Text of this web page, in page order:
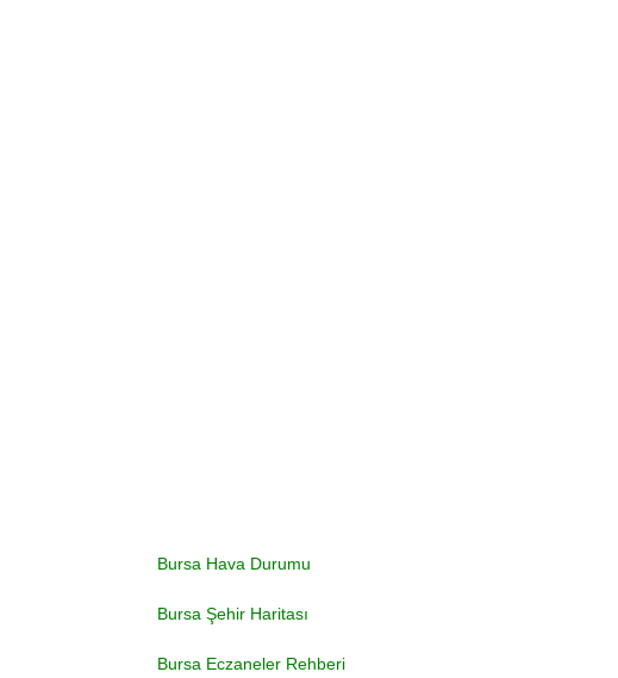
Bursa Hava Durumu
Bursa Şehir Haritası
Bursa Eczaneler Rehberi